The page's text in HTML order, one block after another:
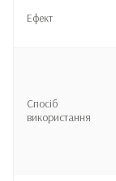
Ефект
Спосіб
використання